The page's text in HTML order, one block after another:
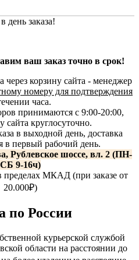
день заказа!
ваш заказ точно в срок!
через корзину сайта - менеджер
номеру для подтверждения
часа.
принимаются с 9:00-20:00,
сайта круглосуточно.
в выходной день, доставка
в первый рабочий день.
Рублевское шоссе, вл. 2 (ПН-
СБ 9-16ч)
пределах МКАД (при заказе от
20.000₽)
по России
курьерской службой
области на расстоянии до